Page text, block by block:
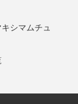
シマムチュ